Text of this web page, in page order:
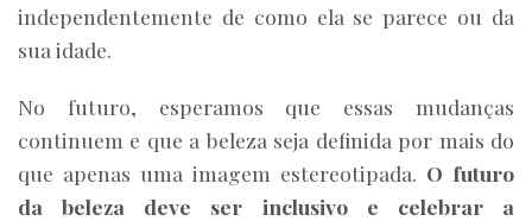
independentemente de como ela se parece ou da
sua idade.
No futuro, esperamos que essas mudanças
continuem e que a beleza seja definida por mais do
que apenas uma imagem estereotipada. O futuro
da beleza deve ser inclusivo e celebrar a